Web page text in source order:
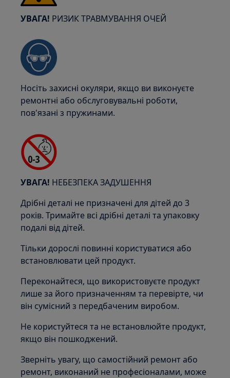
УВАГА! РИЗИК ТРАВМУВАННЯ ОЧЕЙ
Носіть захисні окуляри, якщо ви виконуєте
ремонтні або обслуговувальні роботи,
пов'язані з пружинами.
УВАГА! НЕБЕЗПЕКА ЗАДУШЕННЯ
Дрібні деталі не призначені для дітей до 3
років. Тримайте всі дрібні деталі та упаковку
подалі від дітей.
Тільки дорослі повинні користуватися або
встановлювати цей продукт.
Переконайтеся, що використовуєте продукт
лише за його призначенням та перевірте, чи
він сумісний з передбаченим виробом.
Не користуйтеся та не встановлюйте продукт,
якщо він пошкоджений.
Зверніть увагу, що самостійний ремонт або
ремонт, виконаний не професіоналами, може